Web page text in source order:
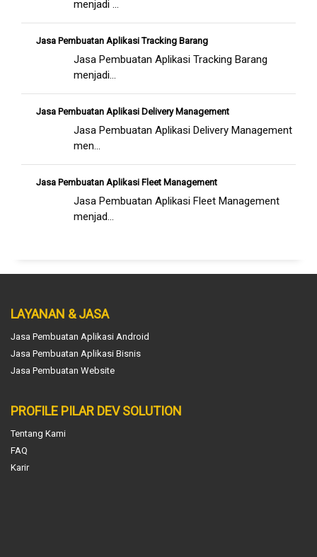
menjadi ...
Jasa Pembuatan Aplikasi Tracking Barang
Jasa Pembuatan Aplikasi Tracking Barang
menjadi...
Jasa Pembuatan Aplikasi Delivery Management
Jasa Pembuatan Aplikasi Delivery Management
men...
Jasa Pembuatan Aplikasi Fleet Management
Jasa Pembuatan Aplikasi Fleet Management
menjad...
LAYANAN & JASA
Jasa Pembuatan Aplikasi Android
Jasa Pembuatan Aplikasi Bisnis
Jasa Pembuatan Website
PROFILE PILAR DEV SOLUTION
Tentang Kami
FAQ
Karir